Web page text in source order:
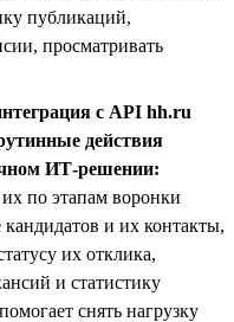
публикаций,
просматривать
с API hh.ru
действия
ИТ-решении:
по этапам воронки
и их контакты,
их отклика,
и статистику
снять нагрузку